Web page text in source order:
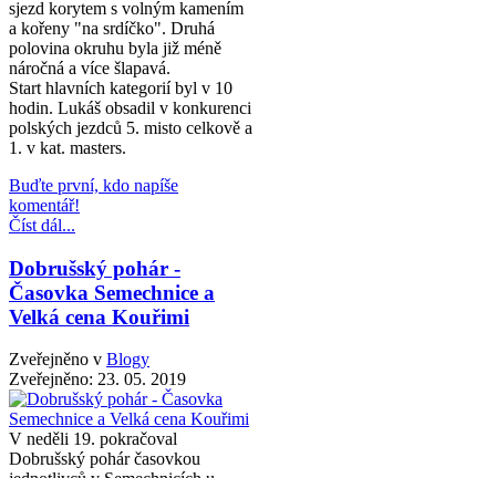
sjezd korytem s volným kamením
a kořeny "na srdíčko". Druhá
polovina okruhu byla již méně
náročná a více šlapavá.
Start hlavních kategorií byl v 10
hodin. Lukáš obsadil v konkurenci
polských jezdců 5. misto celkově a
1. v kat. masters.
Buďte první, kdo napíše
komentář!
Číst dál...
Dobrušský pohár -
Časovka Semechnice a
Velká cena Kouřimi
Zveřejněno v Blogy
Zveřejněno: 23. 05. 2019
V neděli 19. pokračoval
Dobrušský pohár časovkou